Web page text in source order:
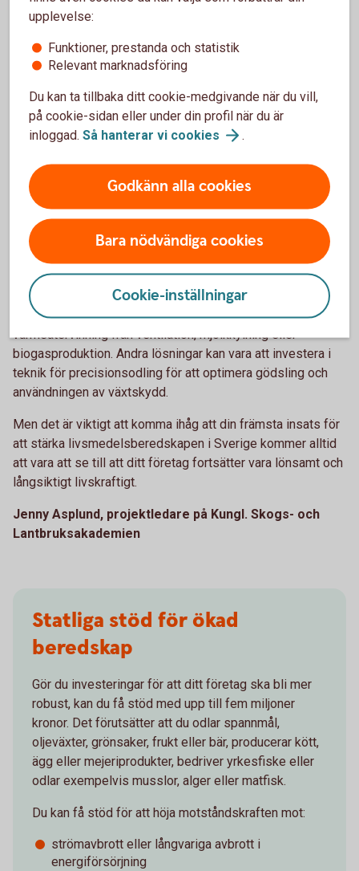
(sva.se)
Som lantbrukare är du van att hantera olika typer av
störningar. Du är beredd på det som avviker. Men oavsett
hur förberedd du är kommer kriser oftast när man minst
anar den. Det är just det som är en kris – allt annat är bara
Dubbel nytta av beredskapen
Kanske kan du i ditt arbete med att öka motståndskraften i
ditt företag slå två flugor i en smäll och även se över hur du
kan minska resursförbrukningen. Det kan till exempel
handla om att investera i förnybar energi och batterilagring,
bygga system för recirkulering av vatten eller
värmeåtervinning från ventilation, mjölkkylning eller
biogasproduktion. Andra lösningar kan vara att investera i
teknik för precisionsodling för att optimera gödsling och
användningen av växtskydd.
Men det är viktigt att komma ihåg att din främsta insats för
att stärka livsmedelsberedskapen i Sverige kommer alltid
att vara att se till att ditt företag fortsätter vara lönsamt och
långsiktigt livskraftigt.
Jenny Asplund, projektledare på Kungl. Skogs- och
Lantbruksakademien
Statliga stöd för ökad
beredskap
Gör du investeringar för att ditt företag ska bli mer
robust, kan du få stöd med upp till fem miljoner
kronor. Det förutsätter att du odlar spannmål,
oljeväxter, grönsaker, frukt eller bär, producerar kött,
ägg eller mejeriprodukter, bedriver yrkesfiske eller
odlar exempelvis musslor, alger eller matfisk.
Du kan få stöd för att höja motståndskraften mot:
strömavbrott eller långvariga avbrott i
energiförsörjning
upplevelse:
Funktioner, prestanda och statistik
Relevant marknadsföring
Du kan ta tillbaka ditt cookie-medgivande när du vill,
på cookie-sidan eller under din profil när du är
inloggad. Så hanterar vi cookies .
Godkänn alla cookies
Bara nödvändiga cookies
Cookie-inställningar